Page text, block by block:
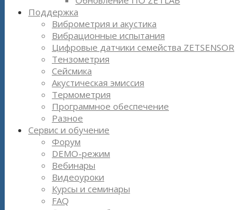
Поддержка
Виброметрия и акустика
Вибрационные испытания
Цифровые датчики семейства ZETSENSOR
Тензометрия
Сейсмика
Акустическая эмиссия
Термометрия
Программное обеспечение
Разное
Сервис и обучение
Форум
DEMO-режим
Вебинары
Видеоуроки
Курсы и семинары
FAQ